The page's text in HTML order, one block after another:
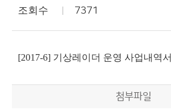
조회수 7371
[2017-6] 기상레이더 운영 사업내역서
첨부파일